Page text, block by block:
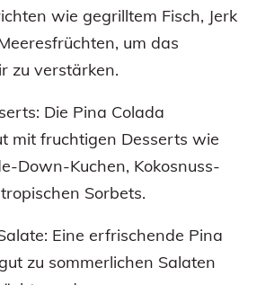
wie gegrilltem Fisch, Jerk
um das
zu verstärken.
Die Pina Colada
mit fruchtigen Desserts wie
Down-Kuchen, Kokosnuss-
Sorbets.
Eine erfrischende Pina
zu sommerlichen Salaten